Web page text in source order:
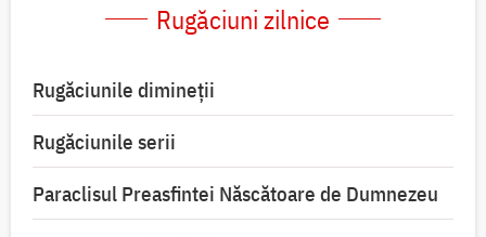
Rugăciuni zilnice
Rugăciunile dimineții
Rugăciunile serii
Paraclisul Preasfintei Născătoare de Dumnezeu